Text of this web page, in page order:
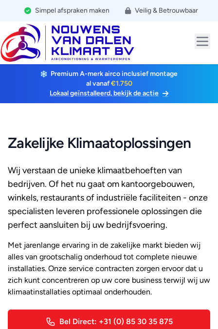
Simpel afspraken maken Veilig & Betrouwbaar
Premium A-merk airco inclusief montage
al vanaf€1.750
Lokaal geïnstalleerd, bekijk de actie
Zakelijke Klimaatoplossingen
Wij verstaan de unieke klimaatbehoeften van
bedrijven. Of het nu gaat om kantoorgebouwen,
winkels, restaurants of industriële faciliteiten - onze
specialisten leveren professionele oplossingen die
perfect aansluiten bij uw bedrijfsvoering.
Met jarenlange ervaring in de zakelijke markt bieden wij
alles van grootschalig onderhoud tot complete nieuwe
installaties. Onze service contracten zorgen ervoor dat u
zich kunt concentreren op uw core business terwijl wij uw
klimaatinstallaties optimaal onderhouden.
Bel Direct: +31 (0) 85 30 35 875